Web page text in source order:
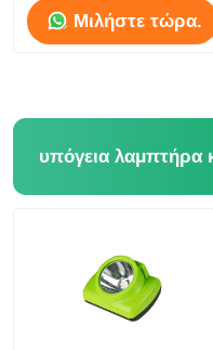
Μιλήστε τώρα.